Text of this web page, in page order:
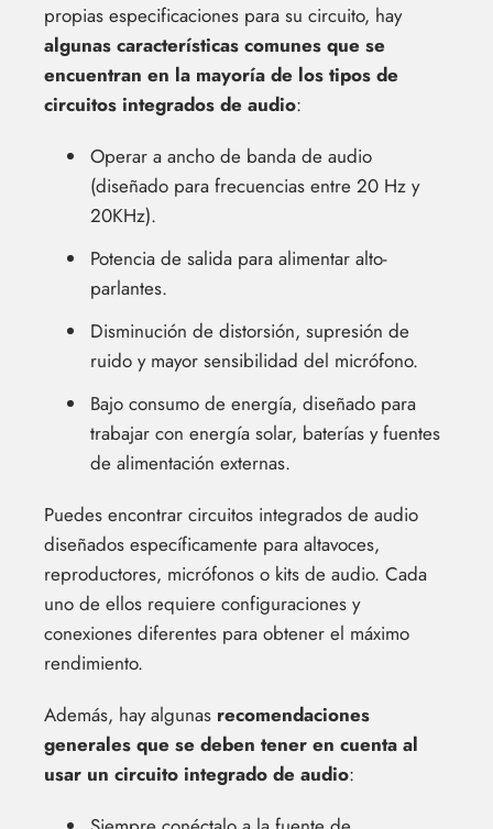
propias especificaciones para su circuito, hay
algunas características comunes que se
encuentran en la mayoría de los tipos de
circuitos integrados de audio:
Operar a ancho de banda de audio
(diseñado para frecuencias entre 20 Hz y
20KHz).
Potencia de salida para alimentar alto-
parlantes.
Disminución de distorsión, supresión de
ruido y mayor sensibilidad del micrófono.
Bajo consumo de energía, diseñado para
trabajar con energía solar, baterías y fuentes
de alimentación externas.
Puedes encontrar circuitos integrados de audio
diseñados específicamente para altavoces,
reproductores, micrófonos o kits de audio. Cada
uno de ellos requiere configuraciones y
conexiones diferentes para obtener el máximo
rendimiento.
Además, hay algunas recomendaciones
generales que se deben tener en cuenta al
usar un circuito integrado de audio: